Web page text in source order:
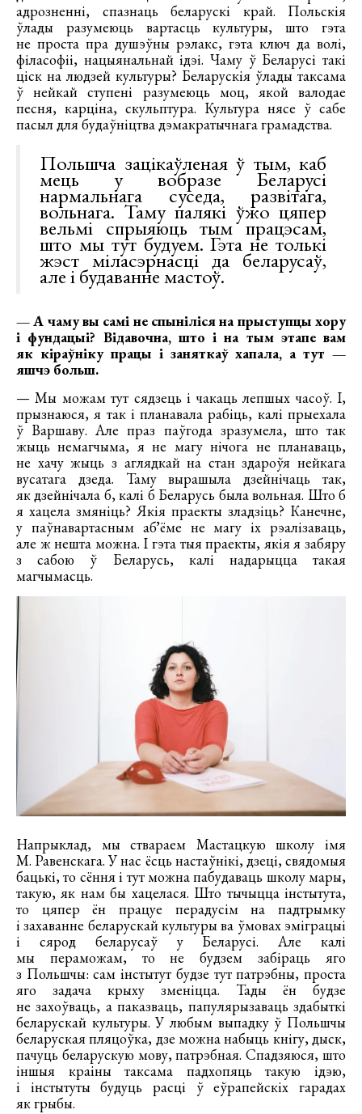
адрозненні, спазнаць беларускі край. Польскія
ўлады разумеюць вартасць культуры, што гэта
не проста пра душэўны рэлакс, гэта ключ да волі,
філасофіі, нацыянальнай ідэі. Чаму ў Беларусі такі
ціск на людзей культуры? Беларускія ўлады таксама
ў нейкай ступені разумеюць моц, якой валодае
песня, карціна, скульптура. Культура нясе ў сабе
пасыл для будаўніцтва дэмакратычнага грамадства.
Польшча зацікаўленая ў тым, каб
мець у вобразе Беларусі
нармальнага суседа, развітага,
вольнага. Таму палякі ўжо цяпер
вельмі спрыяюць тым працэсам,
што мы тут будуем. Гэта не толькі
жэст міласэрнасці да беларусаў,
але і будаванне мастоў.
— А чаму вы самі не спыніліся на прыступцы хору
і фундацыі? Відавочна, што і на тым этапе вам
як кіраўніку працы і заняткаў хапала, а тут —
яшчэ больш.
— Мы можам тут сядзець і чакаць лепшых часоў. І,
прызнаюся, я так і планавала рабіць, калі прыехала
ў Варшаву. Але праз паўгода зразумела, што так
жыць немагчыма, я не магу нічога не планаваць,
не хачу жыць з аглядкай на стан здароўя нейкага
вусатага дзеда. Таму вырашыла дзейнічаць так,
як дзейнічала б, калі б Беларусь была вольная. Што б
я хацела змяніць? Якія праекты зладзіць? Канечне,
у паўнавартасным абʼёме не магу іх рэалізаваць,
але ж нешта можна. І гэта тыя праекты, якія я забяру
з сабою ў Беларусь, калі надарыцца такая
магчымасць.
Напрыклад, мы ствараем Мастацкую школу імя
М. Равенскага. У нас ёсць настаўнікі, дзеці, свядомыя
бацькі, то сёння і тут можна пабудаваць школу мары,
такую, як нам бы хацелася. Што тычыцца інстытута,
то цяпер ён працуе перадусім на падтрымку
і захаванне беларускай культуры ва ўмовах эміграцыі
і сярод беларусаў у Беларусі. Але калі
мы пераможам, то не будзем забіраць яго
з Польшчы: сам інстытут будзе тут патрэбны, проста
яго задача крыху зменіцца. Тады ён будзе
не захоўваць, а паказваць, папулярызаваць здабыткі
беларускай культуры. У любым выпадку ў Польшчы
беларуская пляцоўка, дзе можна набыць кнігу, дыск,
пачуць беларускую мову, патрэбная. Спадзяюся, што
іншыя краіны таксама падхопяць такую ідэю,
і інстытуты будуць расці ў еўрапейскіх гарадах
як грыбы.